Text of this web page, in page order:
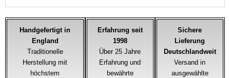
Handgefertigt in
England
Traditionelle
Herstellung mit
höchstem
Erfahrung seit
1998
Über 25 Jahre
Erfahrung und
bewährte
Sichere
Lieferung
Deutschlandweit
Versand in
ausgewählte